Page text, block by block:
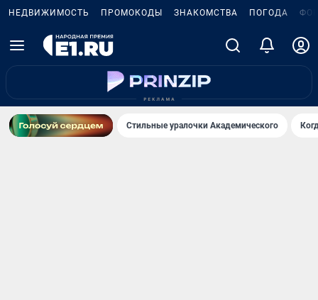
НЕДВИЖИМОСТЬ ПРОМОКОДЫ ЗНАКОМСТВА ПОГОДА
Стильные уралочки Академического